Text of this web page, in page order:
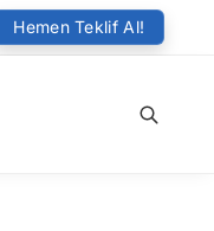
Hemen Teklif Al!